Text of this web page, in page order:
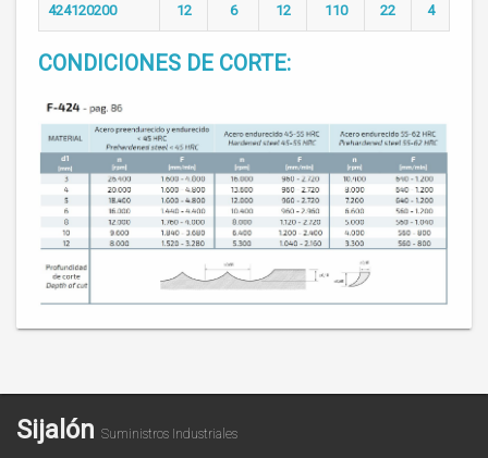
424120200 12 6 12 110 22 4
CONDICIONES DE CORTE:
Sijalón Suministros Industriales